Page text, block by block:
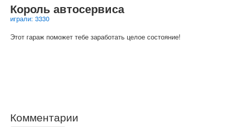
Король автосервиса
играли: 3330
Этот гараж поможет тебе заработать целое состояние!
Комментарии